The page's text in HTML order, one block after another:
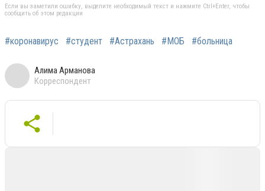
Если вы заметили ошибку, выделите необходимый текст и нажмите Ctrl+Enter, чтобы
сообщить об этом редакции
#коронавирус #студент #Астрахань #МОБ #больница
Алима Арманова
Корреспондент